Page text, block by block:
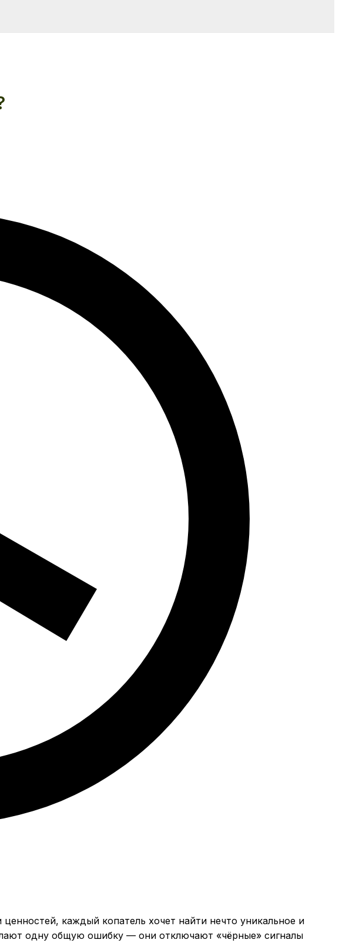
каждый копатель хочет найти нечто уникальное и
одну общую ошибку — они отключают «чёрные» сигналы